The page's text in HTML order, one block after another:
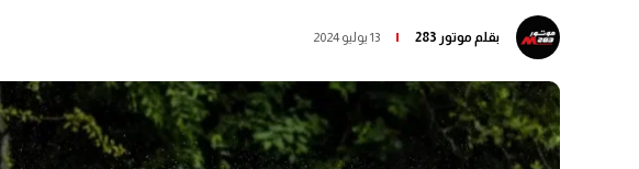
بقلم موتور 283 13 يوليو 2024